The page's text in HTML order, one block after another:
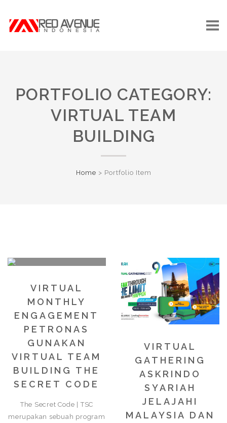
PORTFOLIO CATEGORY:
VIRTUAL TEAM
BUILDING
Home > Portfolio Item
VIRTUAL
MONTHLY
ENGAGEMENT
PETRONAS
GUNAKAN
VIRTUAL TEAM
BUILDING THE
SECRET CODE
The Secret Code | TSC
merupakan sebuah program
VIRTUAL
GATHERING
ASKRINDO
SYARIAH
JELAJAHI
MALAYSIA DAN